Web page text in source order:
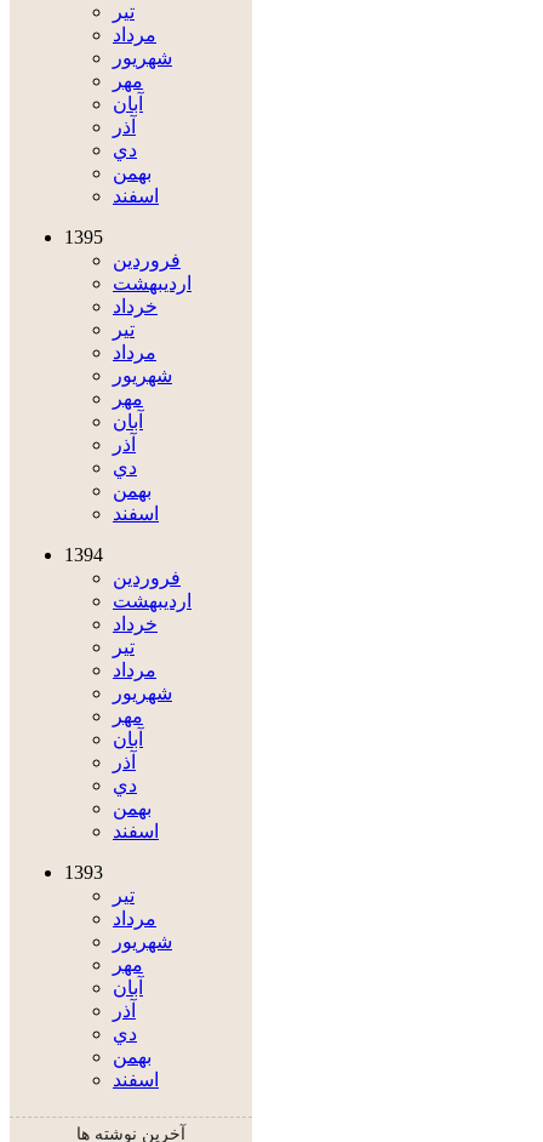
تير
مرداد
شهريور
مهر
آبان
آذر
دي
بهمن
اسفند
1395
فروردين
ارديبهشت
خرداد
تير
مرداد
شهريور
مهر
آبان
آذر
دي
بهمن
اسفند
1394
فروردين
ارديبهشت
خرداد
تير
مرداد
شهريور
مهر
آبان
آذر
دي
بهمن
اسفند
1393
تير
مرداد
شهريور
مهر
آبان
آذر
دي
بهمن
اسفند
آخرین نوشته ها